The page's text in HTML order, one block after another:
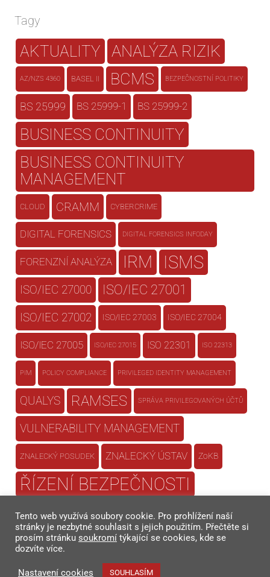
Tagy
AKTUALITY ANALÝZA RIZIK
AZ/NZS 4360 BASEL II BCMS BEZPEČNOSTNÍ POLITIKY
BS 25999 BS 25999-1 BS 25999-2
BUSINESS CONTINUITY
BUSINESS CONTINUITY
MANAGEMENT
CLOUD CRAMM CYBERCRIME
DIGITAL FORENSICS DIGITAL FORENSICS INFODAY
FORENZNÍ ANALÝZA IRM ISMS
ISO/IEC 27000 ISO/IEC 27001
ISO/IEC 27002 ISO/IEC 27003 ISO/IEC 27004
ISO/IEC 27005 ISO/IEC 27015 ISO 22301 ISO 22313
PIM POLICY COMPLIANCE PRIVILEGED IDENTITY MANAGEMENT
QUALYS RAMSES SPRÁVA PRIVILEGOVANÝCH ÚČTŮ
VULNERABILITY MANAGEMENT
ZNALECKÝ POSUDEK ZNALECKÝ ÚSTAV ZoKB
ŘÍZENÍ BEZPEČNOSTI
ŘÍZENÍ BEZPEČNOSTI
INFORMACÍ
ŘÍZENÍ KONTINUITY
Tento web využívá soubory cookie. Pro prohlížení naší
stránky je nezbytné souhlasit s jejich použitím. Přečtěte si
prosím stránku soukromí týkající se cookies, kde se
dozvíte více.
Nastavení cookies SOUHLASÍM